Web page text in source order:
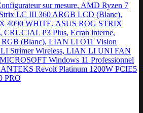
sur mesure, AMD Ryzen 7
LC III 360 ARGB LCD (Blanc),
4090 WHITE, ASUS ROG STRIX
P3 Plus, Ecran interne,
(Blanc), LIAN LI O11 Vision
Strimer Wireless, LIAN LI UNI FAN
Windows 11 Professionnel
Revolt Platinum 1200W PCIE5
PRO